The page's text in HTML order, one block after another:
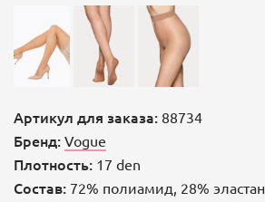
Артикул для заказа: 88734
Бренд: Vogue
Плотность: 17 den
Состав: 72% полиамид, 28% эластан